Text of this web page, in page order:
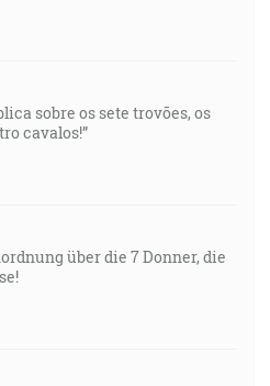
sobre os sete trovões, os
cavalos!”
über die 7 Donner, die